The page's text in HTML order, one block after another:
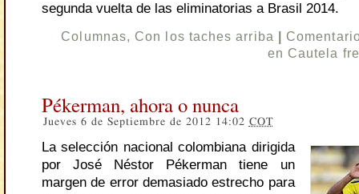
segunda vuelta de las eliminatorias a Brasil 2014.
Columnas, Con los taches arriba
en Cautela
Pékerman, ahora o nunca
Jueves 6 de Septiembre de 2012 14:02 COT
La selección nacional colombiana dirigida
por José Néstor Pékerman tiene un
margen de error demasiado estrecho para